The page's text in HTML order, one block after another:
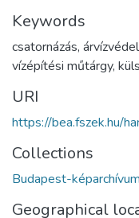
Keywords
csatornázás,
vízépítési műtárgy,
URI
https://bea.fszek.hu/
Collections
Budapest-képarchívum
Geographical